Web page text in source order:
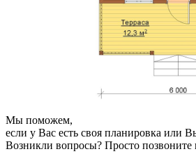
Мы поможем,
если у Вас есть своя планировка или
Возникли вопросы? Просто позвоните